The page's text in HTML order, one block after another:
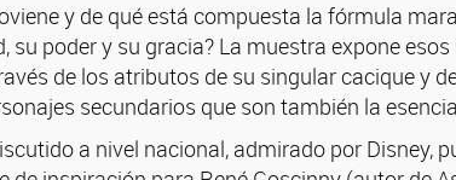
y de qué está compuesta la fórmula
su poder y su gracia? La muestra expone
de los atributos de su singular cacique y
secundarios que son también la
a nivel nacional, admirado por Disney,